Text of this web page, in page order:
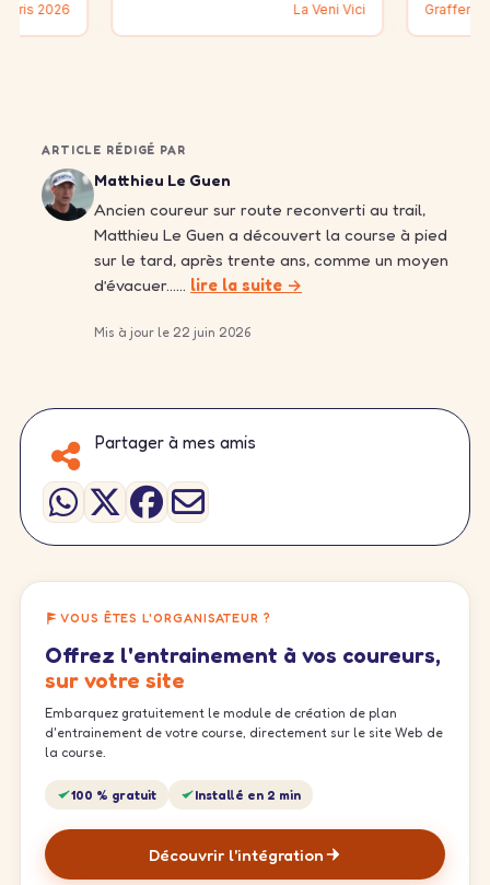
La Veni Vici
Graffenstaden
ARTICLE RÉDIGÉ PAR
Matthieu Le Guen
Ancien coureur sur route reconverti au trail,
Matthieu Le Guen a découvert la course à pied
sur le tard, après trente ans, comme un moyen
d’évacuer…… lire la suite →
Mis à jour le 22 juin 2026
Partager à mes amis
VOUS ÊTES L'ORGANISATEUR ?
Offrez l'entrainement à vos coureurs,
sur votre site
Embarquez gratuitement le module de création de plan
d'entrainement de votre course, directement sur le site Web de
la course.
100 % gratuit Installé en 2 min
Découvrir l'intégration